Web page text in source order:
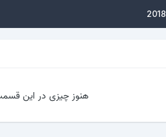
هنوز چیزی در این